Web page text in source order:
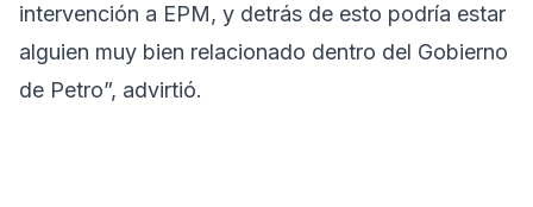
intervención a EPM, y detrás de esto podría estar
alguien muy bien relacionado dentro del Gobierno
de Petro”, advirtió.